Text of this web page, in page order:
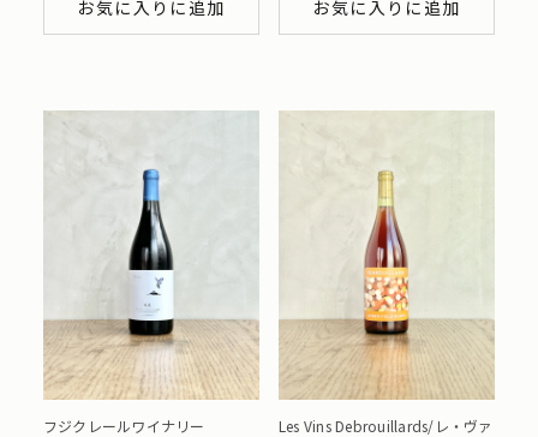
お気に入りに追加 お気に入りに追加
フジクレールワイナリー
Les Vins Debrouillards/レ・ヴァ